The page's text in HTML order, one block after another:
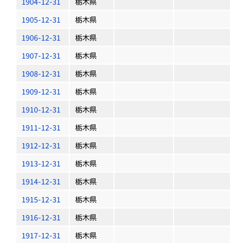
1905-12-31
栃木県
1906-12-31
栃木県
1907-12-31
栃木県
1908-12-31
栃木県
1909-12-31
栃木県
1910-12-31
栃木県
1911-12-31
栃木県
1912-12-31
栃木県
1913-12-31
栃木県
1914-12-31
栃木県
1915-12-31
栃木県
1916-12-31
栃木県
1917-12-31
栃木県